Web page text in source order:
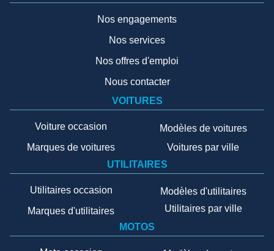
Nos engagements
Nos services
Nos offres d'emploi
Nous contacter
VOITURES
Voiture occasion
Marques de voitures
Modèles de voitures
Voitures par ville
UTILITAIRES
Utilitaires occasion
Marques d'utilitaires
Modèles d'utilitaires
Utilitaires par ville
MOTOS